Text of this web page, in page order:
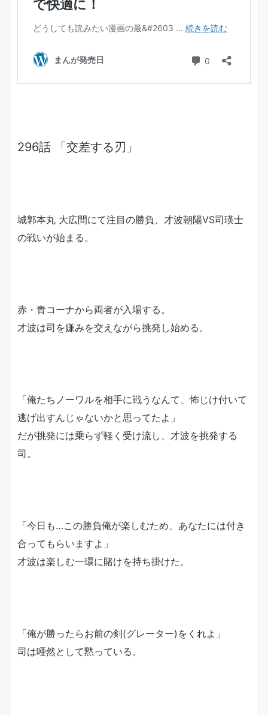
296話 「交差する刃」
城郭本丸 大広間にて注目の勝負、才波朝陽VS司瑛士
の戦いが始まる。
赤・青コーナから両者が入場する。
才波は司を嫌みを交えながら挑発し始める。
「俺たちノーワルを相手に戦うなんて、怖じけ付いて
逃げ出すんじゃないかと思ってたよ」
だが挑発には乗らず軽く受け流し、才波を挑発する
司。
「今日も…この勝負俺が楽しむため、あなたには付き
合ってもらいますよ」
才波は楽しむ一環に賭けを持ち掛けた。
「俺が勝ったらお前の剣(グレーター)をくれよ」
司は唖然として黙っている。